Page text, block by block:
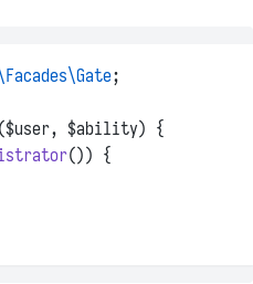
;
($user, $ability) {
()) {